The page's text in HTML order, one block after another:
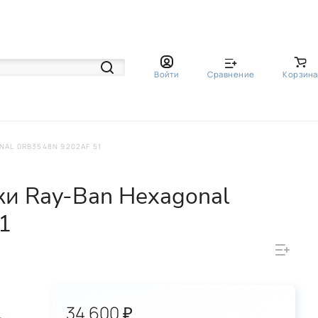
Войти Сравнение Корзина
0RB3548N 9202AF 51
Ray-Ban Hexagonal
34 600 ₽